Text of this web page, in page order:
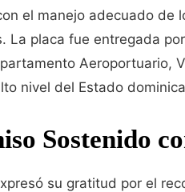
el manejo adecuado de
La placa fue entregada
Aeroportuario,
nivel del Estado
Sostenido
su gratitud por el